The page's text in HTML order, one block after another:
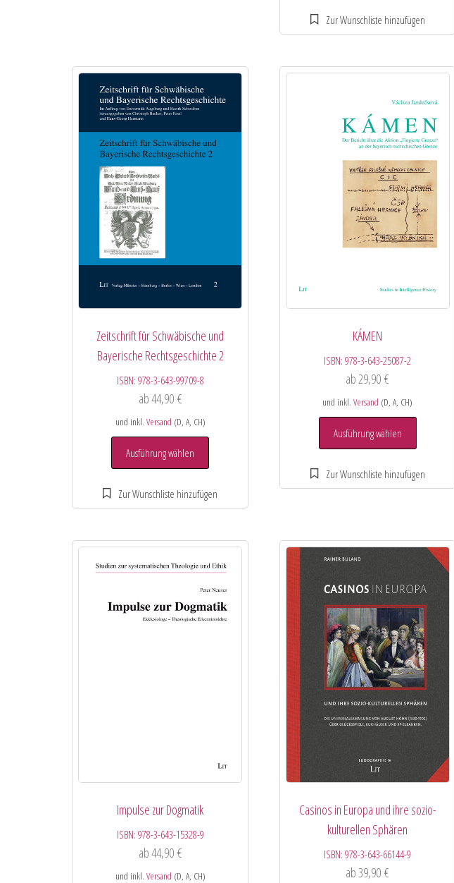
Zeitschrift für Schwäbische und
Bayerische Rechtsgeschichte 2
ISBN: 978-3-643-99709-8
ab44,90 €
und inkl. Versand (D, A, CH)
Ausführung wählen
KÁMEN
ISBN:978-3-643-25087-2
ab29,90€
und inkl.Versand (D, A, CH)
Ausführung wählen
Impulse zur Dogmatik
ISBN: 978-3-643-15328-9
ab44,90 €
und inkl. Versand (D, A, CH)
Casinos in Europa und ihre sozio-
kulturellen Sphären
ISBN:978-3-643-66144-9
ab39,90€